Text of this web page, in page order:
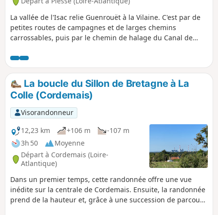
La vallée de l'Isac relie Guenrouët à la Vilaine. C'est par de
petites routes de campagnes et de larges chemins
carrossables, puis par le chemin de halage du Canal de
nautique au confluent du canal et de la Vilaine. Le retour se
fait de façon identique par d'autres voies toutes aussi
sympathiques. Ambiance bucolique assurée pour cette
balade aux confins du Pays de Redon.
La boucle du Sillon de Bretagne à La
Colle (Cordemais)
Visorandonneur
12,23 km
+106 m
-107 m
3h 50
Moyenne
Départ à Cordemais (Loire-
Atlantique)
Dans un premier temps, cette randonnée offre une vue
inédite sur la centrale de Cordemais. Ensuite, la randonnée
prend de la hauteur et, grâce à une succession de parcours